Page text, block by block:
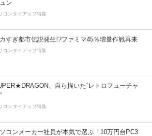
ン
コンタイアップ特集
すぎ都市伝説発生!?ファミマ45％増量作戦再来
コンタイアップ特集
、自ら描いた”レトロフューチャ
コンタイアップ特集
コンメーカー社員が本気で選ぶ「10万円台PC3